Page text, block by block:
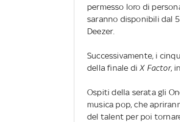
permesso loro di
saranno disponibili dal
Deezer.
Successivamente, i
della finale di X Factor,
Ospiti della serata gli
musica pop, che
del talent per poi